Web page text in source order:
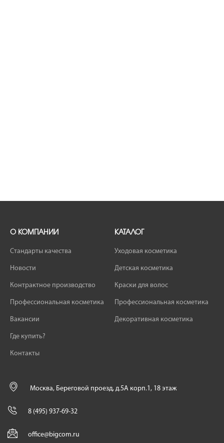
О КОМПАНИИ
Стандарты качества
Новости
Контрактное производство
Профессиональная косметика
Вакансии
Где купить?
Контакты
КАТАЛОГ
Уходовая косметика
Детская косметика
Краски для волос
Профессиональная косметика
Декоративная косметика
Москва, Береговой проезд, д.5А корп.1, 18 этаж
8 (495) 937-69-32
office@bigcom.ru